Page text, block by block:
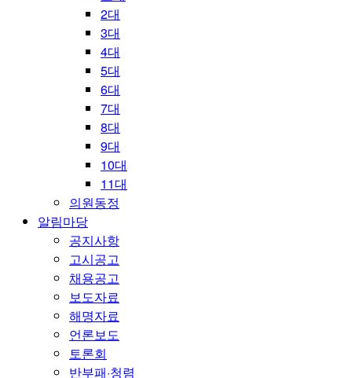
2대
3대
4대
5대
6대
7대
8대
9대
10대
11대
의원동정
알림마당
공지사항
고시공고
채용공고
보도자료
해명자료
언론보도
토론회
반부패·청렴